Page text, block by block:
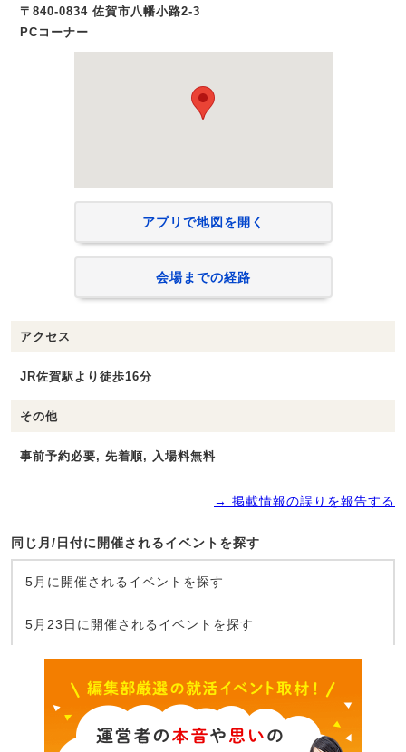
〒840-0834 佐賀市八幡小路2-3
PCコーナー
アプリで地図を開く
会場までの経路
アクセス
JR佐賀駅より徒歩16分
その他
事前予約必要, 先着順, 入場料無料
→ 掲載情報の誤りを報告する
同じ月/日付に開催されるイベントを探す
5月に開催されるイベントを探す
5月23日に開催されるイベントを探す